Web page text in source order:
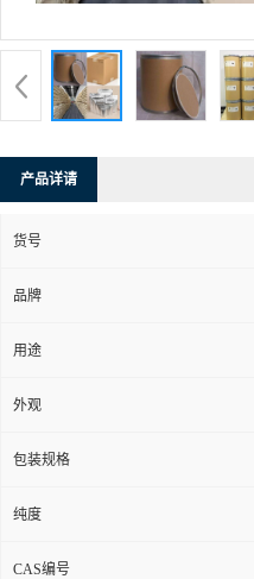
产品详请
货号
品牌
用途
外观
包装规格
纯度
CAS编号